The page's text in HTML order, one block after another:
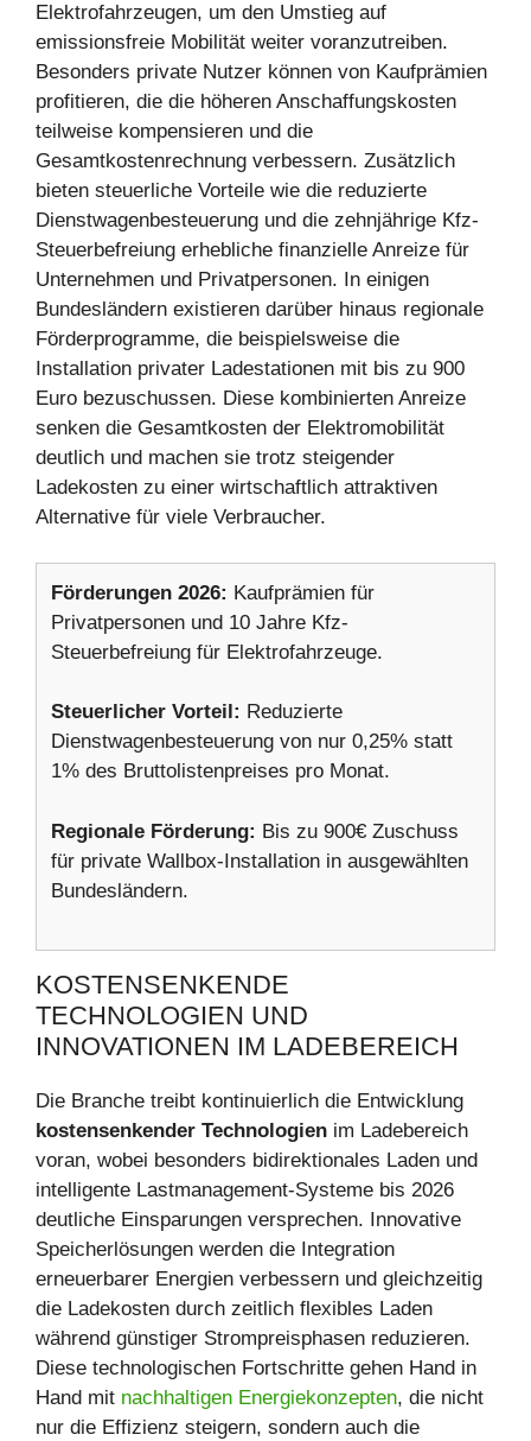
Elektrofahrzeugen, um den Umstieg auf
emissionsfreie Mobilität weiter voranzutreiben.
Besonders private Nutzer können von Kaufprämien
profitieren, die die höheren Anschaffungskosten
teilweise kompensieren und die
Gesamtkostenrechnung verbessern. Zusätzlich
bieten steuerliche Vorteile wie die reduzierte
Dienstwagenbesteuerung und die zehnjährige Kfz-
Steuerbefreiung erhebliche finanzielle Anreize für
Unternehmen und Privatpersonen. In einigen
Bundesländern existieren darüber hinaus regionale
Förderprogramme, die beispielsweise die
Installation privater Ladestationen mit bis zu 900
Euro bezuschussen. Diese kombinierten Anreize
senken die Gesamtkosten der Elektromobilität
deutlich und machen sie trotz steigender
Ladekosten zu einer wirtschaftlich attraktiven
Alternative für viele Verbraucher.
Förderungen 2026: Kaufprämien für
Privatpersonen und 10 Jahre Kfz-
Steuerbefreiung für Elektrofahrzeuge.
Steuerlicher Vorteil: Reduzierte
Dienstwagenbesteuerung von nur 0,25% statt
1% des Bruttolistenpreises pro Monat.
Regionale Förderung: Bis zu 900€ Zuschuss
für private Wallbox-Installation in ausgewählten
Bundesländern.
KOSTENSENKENDE
TECHNOLOGIEN UND
INNOVATIONEN IM LADEBEREICH
Die Branche treibt kontinuierlich die Entwicklung
kostensenkender Technologien im Ladebereich
voran, wobei besonders bidirektionales Laden und
intelligente Lastmanagement-Systeme bis 2026
deutliche Einsparungen versprechen. Innovative
Speicherlösungen werden die Integration
erneuerbarer Energien verbessern und gleichzeitig
die Ladekosten durch zeitlich flexibles Laden
während günstiger Strompreisphasen reduzieren.
Diese technologischen Fortschritte gehen Hand in
Hand mit nachhaltigen Energiekonzepten, die nicht
nur die Effizienz steigern, sondern auch die